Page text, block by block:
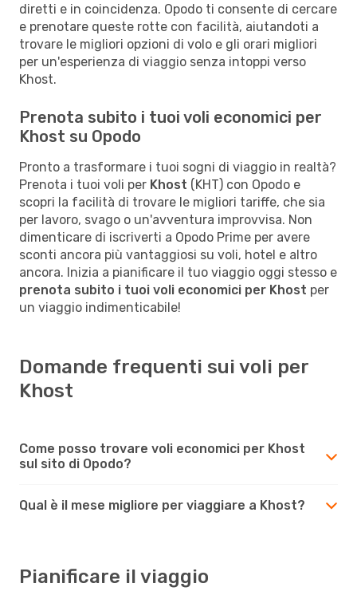
diretti e in coincidenza. Opodo ti consente di cercare
e prenotare queste rotte con facilità, aiutandoti a
trovare le migliori opzioni di volo e gli orari migliori
per un'esperienza di viaggio senza intoppi verso
Khost.
Prenota subito i tuoi voli economici per
Khost su Opodo
Pronto a trasformare i tuoi sogni di viaggio in realtà?
Prenota i tuoi voli per Khost (KHT) con Opodo e
scopri la facilità di trovare le migliori tariffe, che sia
per lavoro, svago o un'avventura improvvisa. Non
dimenticare di iscriverti a Opodo Prime per avere
sconti ancora più vantaggiosi su voli, hotel e altro
ancora. Inizia a pianificare il tuo viaggio oggi stesso e
prenota subito i tuoi voli economici per Khost per
un viaggio indimenticabile!
Domande frequenti sui voli per
Khost
Come posso trovare voli economici per Khost
sul sito di Opodo?
Qual è il mese migliore per viaggiare a Khost?
Pianificare il viaggio